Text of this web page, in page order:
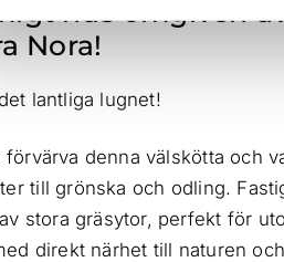
hus omgiven
Nora!
lantliga lugnet!
denna välskötta och
till grönska och odling.
stora gräsytor, perfekt för
direkt närhet till naturen